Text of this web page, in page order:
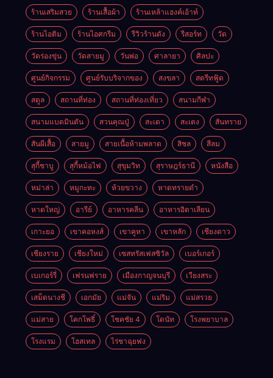
ร้านเสริมสวย ร้านเสื้อผ้า ร้านเหล้าแฮงค์เอ้าท์
ร้านไอติม ร้านไอศกรีม รีวิวร้านดัง รีสอร์ท วัด
วัดร่องขุ่น วัดสายมู วันพ่อ ศาลายา ศิลปะ
ศูนย์กิจกรรม ศูนย์รับบริจากของ สงขลา สตรีทฟู้ด
สตูล สถานที่ท่อง สถานที่ท่องเที่ยว สนามกีฬา
สนามแบดมินตัน สวนคุณปู่ สะเดา สะเตง สันทราย
สันผีเสื้อ สายมู สายเนื้อห้ามพลาด สิชล สีลม
สุกี้ชาบู สุกี้หม้อไฟ สุขุมวิท สุราษฎร์ธานี หนังสือ
หม่าล่า หมูกะทะ ห้วยขวาง หาดทรายดำ
หาดใหญ่ อารีย์ อาหารคลีน อาหารอิตาเลียน
เกาะยอ เขาคอหงส์ เขาคูหา เขาหลัก เชียงดาว
เชียงราย เชียงใหม่ เซสทรัสเฟสซิวัล เบอร์เกอร์
เบเกอร์รี่ เฟรนฟราย เมืองกาญจนบุรี เวียงสระ
เสม็ดนางชี เอกมัย แม่จัน แม่ริม แม่สรวย
แม่สาย โคกโพธิ์ โชคชัย 4 โดนัท โรงพยาบาล
โรงแรม โฮสเทล ไร่ชาฉุยฟง